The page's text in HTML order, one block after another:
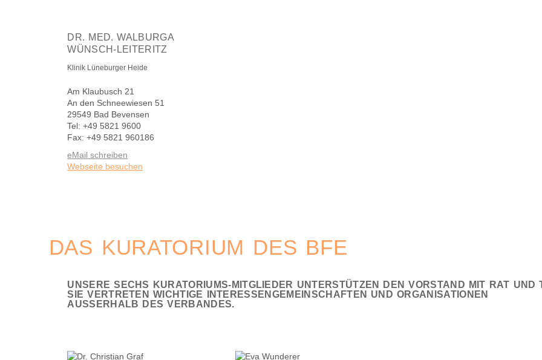
DR. MED. WALBURGA
WÜNSCH-LEITERITZ
Klinik Lüneburger Heide
Am Klaubusch 21
An den Schneewiesen 51
29549 Bad Bevensen
Tel: +49 5821 9600
Fax: +49 5821 960186
eMail schreiben
Webseite besuchen
DAS KURATORIUM DES BFE
UNSERE SECHS KURATORIUMS-MITGLIEDER UNTERSTÜTZEN DEN VORSTAND MIT RAT UND
SIE VERTRETEN WICHTIGE INTERESSENGEMEINSCHAFTEN UND ORGANISATIONEN
AUSSERHALB DES VERBANDES.